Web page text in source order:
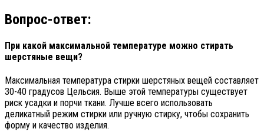
Вопрос-ответ:
При какой максимальной температуре можно стирать
шерстяные вещи?
Максимальная температура стирки шерстяных вещей составляет
30-40 градусов Цельсия. Выше этой температуры существует
риск усадки и порчи ткани. Лучше всего использовать
деликатный режим стирки или ручную стирку, чтобы сохранить
форму и качество изделия.